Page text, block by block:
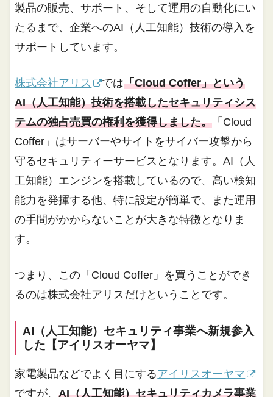
製品の販売、サポート、そして運用の自動化にい
たるまで、企業へのAI（人工知能）技術の導入を
サポートしています。
株式会社アリス では「Cloud Coffer」という
AI（人工知能）技術を搭載したセキュリティシス
テムの独占売買の権利を獲得しました。 「Cloud
Coffer」はサーバーやサイトをサイバー攻撃から
守るセキュリティーサービスとなります。AI（人
工知能）エンジンを搭載しているので、高い検知
能力を発揮する他、特に設定が簡単で、また運用
の手間がかからないことが大きな特徴となりま
す。
つまり、この「Cloud Coffer」を買うことができ
るのは株式会社アリスだけということです。
AI（人工知能）セキュリティ事業へ新規参入
した【アイリスオーヤマ】
家電製品などでよく目にするアイリスオーヤマ
ですが、AI（人工知能）セキュリティカメラ事業